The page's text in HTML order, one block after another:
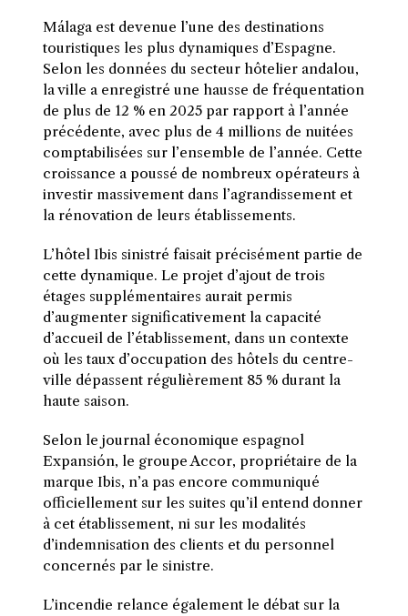
Málaga est devenue l’une des destinations
touristiques les plus dynamiques d’Espagne.
Selon les données du secteur hôtelier andalou,
la ville a enregistré une hausse de fréquentation
de plus de 12 % en 2025 par rapport à l’année
précédente, avec plus de 4 millions de nuitées
comptabilisées sur l’ensemble de l’année. Cette
croissance a poussé de nombreux opérateurs à
investir massivement dans l’agrandissement et
la rénovation de leurs établissements.
L’hôtel Ibis sinistré faisait précisément partie de
cette dynamique. Le projet d’ajout de trois
étages supplémentaires aurait permis
d’augmenter significativement la capacité
d’accueil de l’établissement, dans un contexte
où les taux d’occupation des hôtels du centre-
ville dépassent régulièrement 85 % durant la
haute saison.
Selon le journal économique espagnol
Expansión, le groupe Accor, propriétaire de la
marque Ibis, n’a pas encore communiqué
officiellement sur les suites qu’il entend donner
à cet établissement, ni sur les modalités
d’indemnisation des clients et du personnel
concernés par le sinistre.
L’incendie relance également le débat sur la